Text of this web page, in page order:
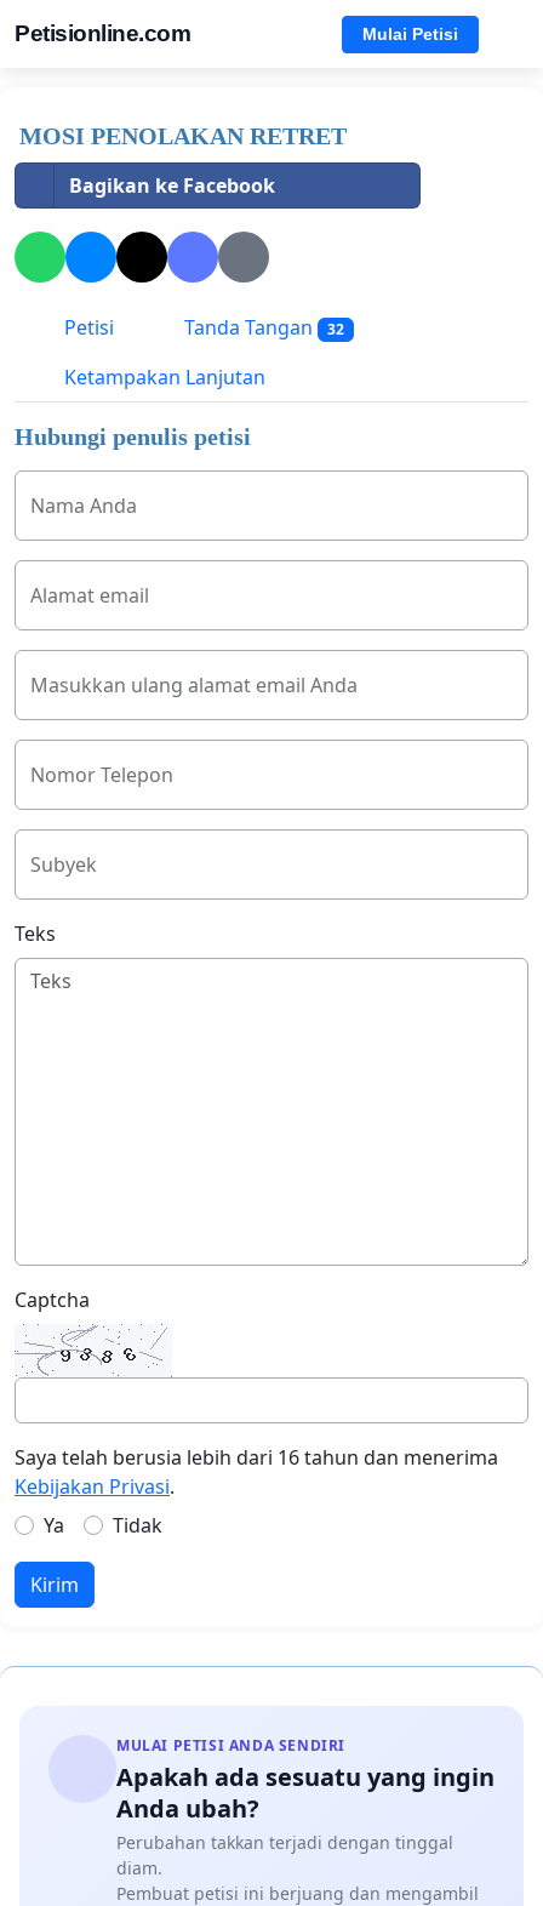
Petisionline.com Mulai Petisi
MOSI PENOLAKAN RETRET
Bagikan ke Facebook
Petisi Tanda Tangan 32
Ketampakan Lanjutan
Hubungi penulis petisi
Nama Anda
Alamat email
Masukkan ulang alamat email Anda
Nomor Telepon
Subyek
Teks
Captcha
Saya telah berusia lebih dari 16 tahun dan menerima
Kebijakan Privasi.
Ya
Tidak
Kirim
MULAI PETISI ANDA SENDIRI
Apakah ada sesuatu yang ingin
Anda ubah?
Perubahan takkan terjadi dengan tinggal
diam.
Pembuat petisi ini berjuang dan mengambil